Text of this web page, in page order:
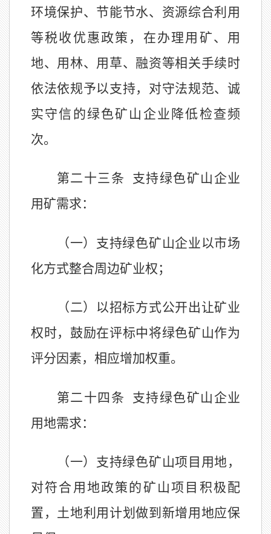
环境保护、节能节水、资源综合利用
等税收优惠政策，在办理用矿、用
地、用林、用草、融资等相关手续时
依法依规予以支持，对守法规范、诚
实守信的绿色矿山企业降低检查频
次。
第二十三条
支持绿色矿山企业
用矿需求：
（一）支持绿色矿山企业以市场
化方式整合周边矿业权；
（二）以招标方式公开出让矿业
权时，鼓励在评标中将绿色矿山作为
评分因素，相应增加权重。
第二十四条
支持绿色矿山企业
用地需求：
（一）支持绿色矿山项目用地，
对符合用地政策的矿山项目积极配
置，土地利用计划做到新增用地应保